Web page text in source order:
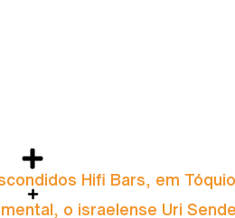
Hifi Bars, em Tóquio
o israelense Uri